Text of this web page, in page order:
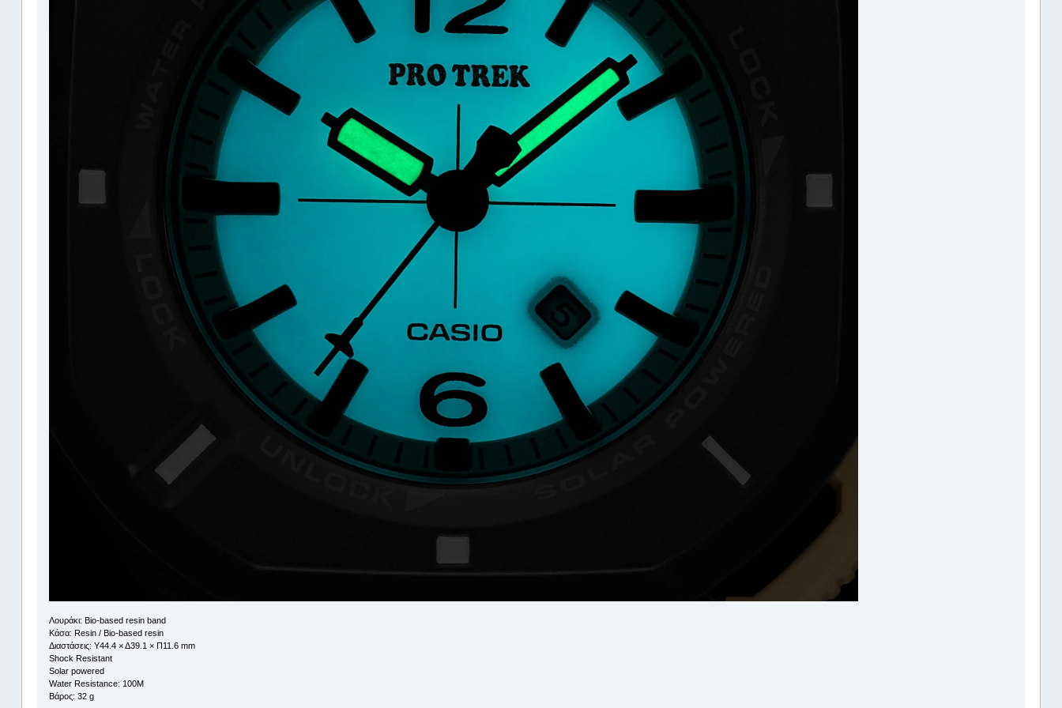
Λουράκι: Bio-based resin band
Κάσα: Resin / Bio-based resin
Διαστάσεις: Υ44.4 × Δ39.1 × Π11.6 mm
Shock Resistant
Solar powered
Water Resistance: 100M
Βάρος: 32 g